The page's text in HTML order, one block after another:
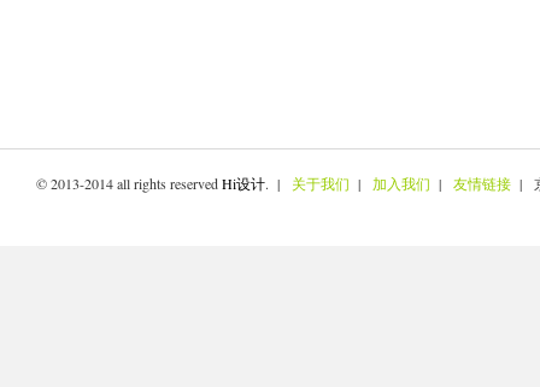
© 2013-2014 all rights reservedHi设计. | 关于我们 | 加入我们 | 友情链接 |